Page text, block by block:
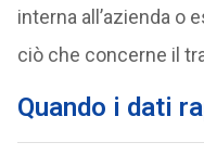
interna all’azienda o
ciò che concerne il
Quando i dati